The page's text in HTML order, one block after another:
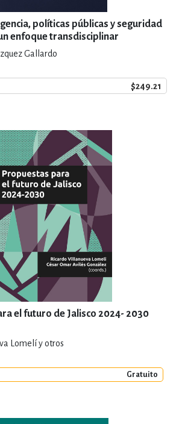
políticas públicas y seguridad
enfoque transdisciplinar
Gallardo
$249.21
el futuro de Jalisco 2024- 2030
Lomelí y otros
Gratuito